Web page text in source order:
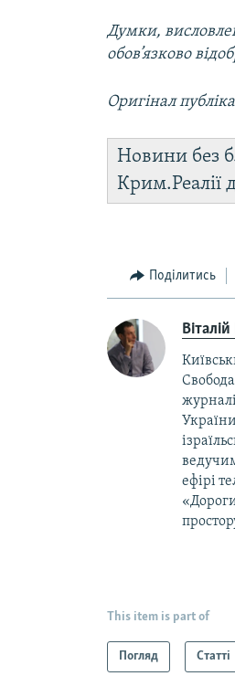
Думки,
обов’язково
Оригінал
Новини без
Крим.Реалії
Поділитись
ефірі
This item is part of
Погляд Статті